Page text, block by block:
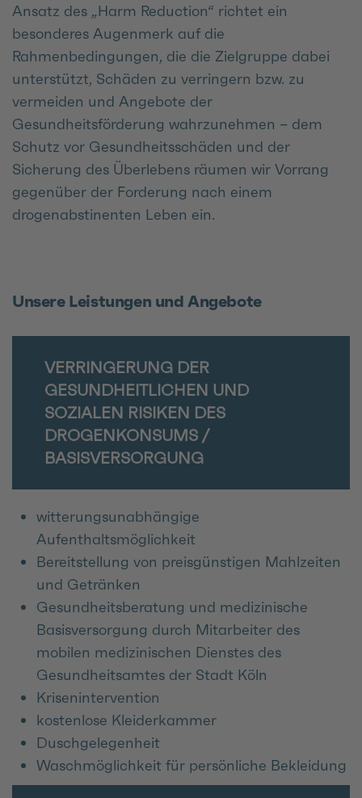
Ansatz des „Harm Reduction“ richtet ein
besonderes Augenmerk auf die
Rahmenbedingungen, die die Zielgruppe dabei
unterstützt, Schäden zu verringern bzw. zu
vermeiden und Angebote der
Gesundheitsförderung wahrzunehmen – dem
Schutz vor Gesundheitsschäden und der
Sicherung des Überlebens räumen wir Vorrang
gegenüber der Forderung nach einem
drogenabstinenten Leben ein.
Unsere Leistungen und Angebote
VERRINGERUNG DER
GESUNDHEITLICHEN UND
SOZIALEN RISIKEN DES
DROGENKONSUMS /
BASISVERSORGUNG
witterungsunabhängige
Aufenthaltsmöglichkeit
Bereitstellung von preisgünstigen Mahlzeiten
und Getränken
Gesundheitsberatung und medizinische
Basisversorgung durch Mitarbeiter des
mobilen medizinischen Dienstes des
Gesundheitsamtes der Stadt Köln
Krisenintervention
kostenlose Kleiderkammer
Duschgelegenheit
Waschmöglichkeit für persönliche Bekleidung